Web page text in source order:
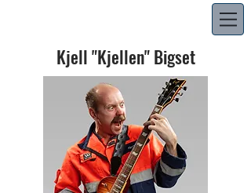
Kjell "Kjellen" Bigset